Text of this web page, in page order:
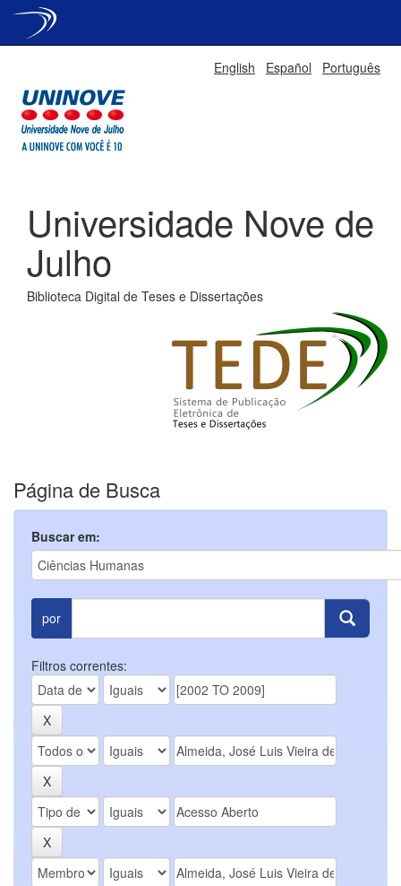
English Español Português
Universidade Nove de
Julho
Biblioteca Digital de Teses e Dissertações
Página de Busca
Buscar em:
por
Filtros correntes: